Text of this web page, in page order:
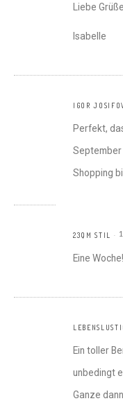
Liebe
Isabelle
IGOR
Perfekt,
September
Shopping
23QM STIL
Eine
Ein toller
unbedingt
Ganze